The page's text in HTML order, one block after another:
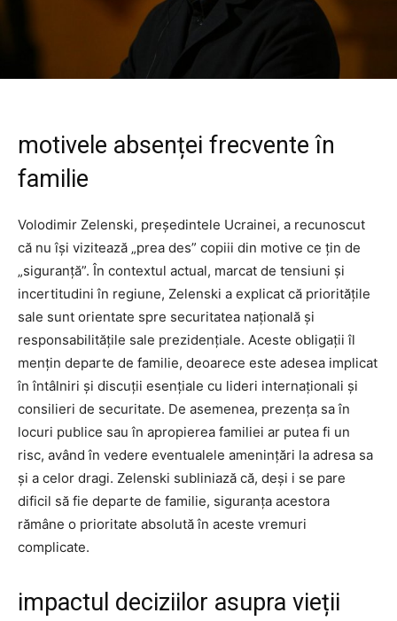
motivele absenței frecvente în
familie
Volodimir Zelenski, președintele Ucrainei, a recunoscut
că nu își vizitează „prea des” copiii din motive ce țin de
„siguranță”. În contextul actual, marcat de tensiuni și
incertitudini în regiune, Zelenski a explicat că prioritățile
sale sunt orientate spre securitatea națională și
responsabilitățile sale prezidențiale. Aceste obligații îl
mențin departe de familie, deoarece este adesea implicat
în întâlniri și discuții esențiale cu lideri internaționali și
consilieri de securitate. De asemenea, prezența sa în
locuri publice sau în apropierea familiei ar putea fi un
risc, având în vedere eventualele amenințări la adresa sa
și a celor dragi. Zelenski subliniază că, deși i se pare
dificil să fie departe de familie, siguranța acestora
rămâne o prioritate absolută în aceste vremuri
complicate.
impactul deciziilor asupra vieții